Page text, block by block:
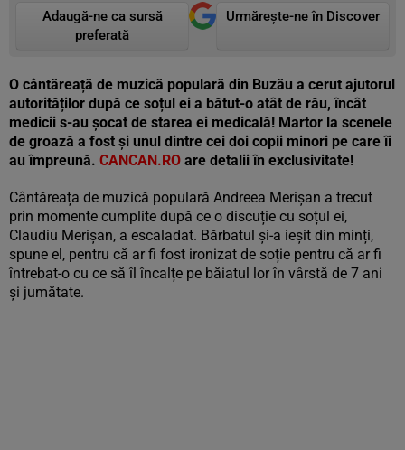
Adaugă-ne ca sursă
preferată
Urmărește-ne în Discover
O cântăreață de muzică populară din Buzău a cerut ajutorul
autorităților după ce soțul ei a bătut-o atât de rău, încât
medicii s-au șocat de starea ei medicală! Martor la scenele
de groază a fost și unul dintre cei doi copii minori pe care îi
au împreună. CANCAN.RO are detalii în exclusivitate!
Cântăreața de muzică populară Andreea Merișan a trecut
prin momente cumplite după ce o discuție cu soțul ei,
Claudiu Merișan, a escaladat. Bărbatul și-a ieșit din minți,
spune el, pentru că ar fi fost ironizat de soție pentru că ar fi
întrebat-o cu ce să îl încalțe pe băiatul lor în vârstă de 7 ani
și jumătate.